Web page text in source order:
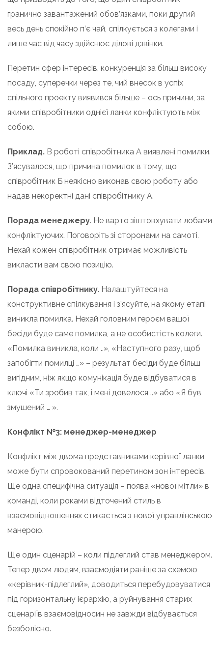
гранично завантажений обов’язками, поки другий
весь день спокійно п’є чай, спілкується з колегами і
лише час від часу здійснює ділові дзвінки.
Перетин сфер інтересів, конкуренція за більш високу
посаду, суперечки через те, чий внесок в успіх
спільного проекту виявився більше – ось причини, за
якими співробітники однієї ланки конфліктують між
собою.
Приклад. В роботі співробітника А виявлені помилки.
З’ясувалося, що причина помилок в тому, що
співробітник Б неякісно виконав свою роботу або
надав некоректні дані співробітнику А.
Порада менеджеру. Не варто зіштовхувати лобами
конфліктуючих. Поговоріть зі сторонами на самоті.
Нехай кожен співробітник отримає можливість
викласти вам свою позицію.
Порада співробітнику. Налаштуйтеся на
конструктивне спілкування і з’ясуйте, на якому етапі
виникла помилка. Нехай головним героєм вашої
бесіди буде саме помилка, а не особистість колеги.
«Помилка виникла, коли ..», «Наступного разу, щоб
запобігти помилці …» – результат бесіди буде більш
вигідним, ніж якщо комунікація буде відбуватися в
ключі «Ти зробив так, і мені довелося ..» або «Я був
змушений … ».
Конфлікт №3: менеджер-менеджер
Конфлікт між двома представниками керівної ланки
може бути спровокований перетином зон інтересів.
Ще одна специфічна ситуація – поява «нової мітли» в
команді, коли роками відточений стиль в
взаємовідношеннях стикається з нової управлінською
манерою.
Ще один сценарій – коли підлеглий став менеджером.
Тепер двом людям, взаємодіяти раніше за схемою
«керівник-підлеглий», доводиться перебудовуватися
під горизонтальну ієрархію, а руйнування старих
сценаріїв взаємовідносин не завжди відбувається
безболісно.